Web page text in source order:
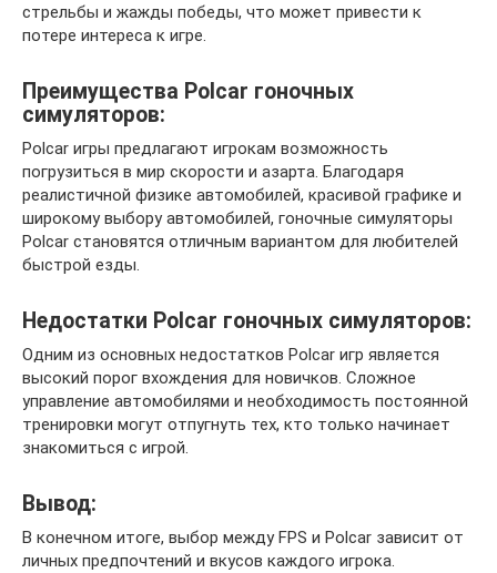
стрельбы и жажды победы, что может привести к
потере интереса к игре.
Преимущества Polcar гоночных
симуляторов:
Polcar игры предлагают игрокам возможность
погрузиться в мир скорости и азарта. Благодаря
реалистичной физике автомобилей, красивой графике и
широкому выбору автомобилей, гоночные симуляторы
Polcar становятся отличным вариантом для любителей
быстрой езды.
Недостатки Polcar гоночных симуляторов:
Одним из основных недостатков Polcar игр является
высокий порог вхождения для новичков. Сложное
управление автомобилями и необходимость постоянной
тренировки могут отпугнуть тех, кто только начинает
знакомиться с игрой.
Вывод:
В конечном итоге, выбор между FPS и Polcar зависит от
личных предпочтений и вкусов каждого игрока.